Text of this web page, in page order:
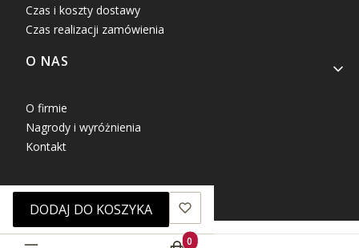
Czas i koszty dostawy
Czas realizacji zamówienia
O NAS
O firmie
Nagrody i wyróżnienia
Kontakt
DODAJ DO KOSZYKA